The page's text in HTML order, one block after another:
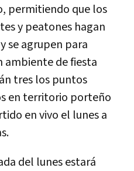
permitiendo que los
y peatones hagan
se agrupen para
ambiente de fiesta
tres los puntos
en territorio porteño
en vivo el lunes a
del lunes estará